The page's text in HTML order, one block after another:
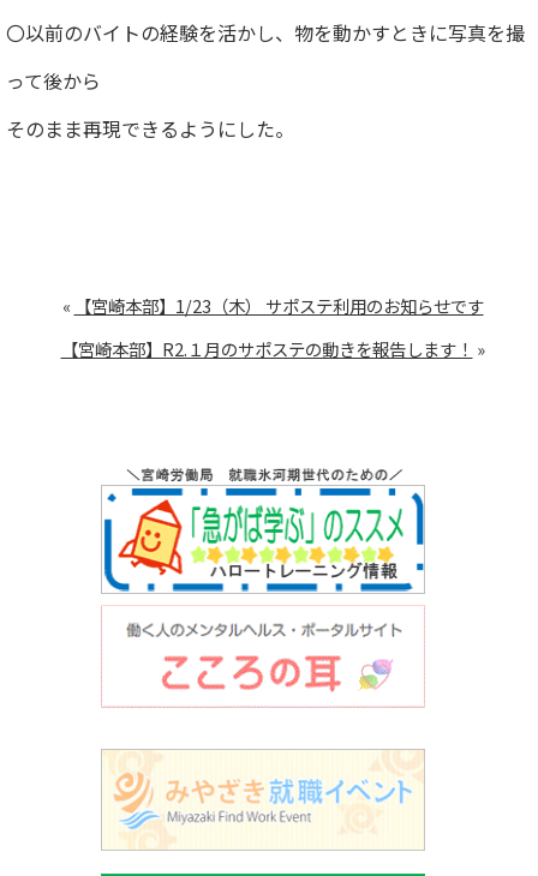
〇以前のバイトの経験を活かし、物を動かすときに写真を撮
って後から
そのまま再現できるようにした。
«
【宮崎本部】1/23（木） サポステ利用のお知らせです
【宮崎本部】R2.１月のサポステの動きを報告します！ »